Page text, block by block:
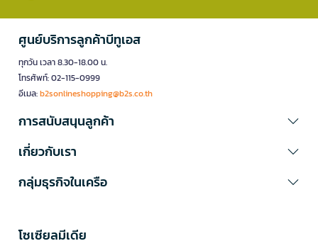
ศูนย์บริการลูกค้าบีทูเอส
ทุกวัน เวลา 8.30-18.00 น.
โทรศัพท์: 02-115-0999
อีเมล:b2sonlineshopping@b2s.co.th
การสนับสนุนลูกค้า
เกี่ยวกับเรา
กลุ่มธุรกิจในเครือ
โซเซียลมีเดีย​